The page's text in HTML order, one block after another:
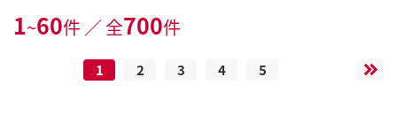
1~60件 ／ 全700件
1 2 3 4 5